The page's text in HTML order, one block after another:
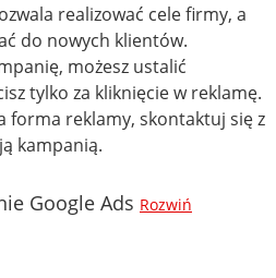
realizować cele firmy, a
do nowych klientów.
możesz ustalić
tylko za kliknięcie w reklamę.
forma reklamy, skontaktuj się z
kampanią.
Google Ads Rozwiń